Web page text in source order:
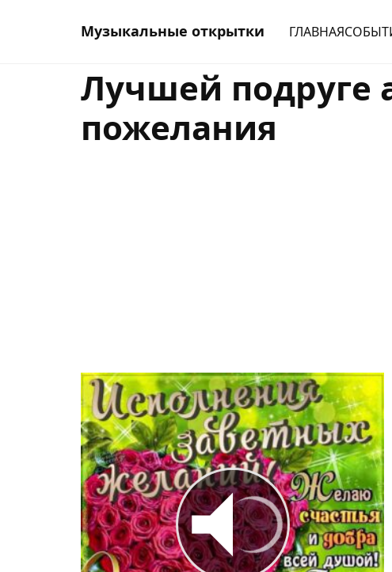
Музыкальные открытки ГЛАВНАЯ
Лучшей подруге
пожелания